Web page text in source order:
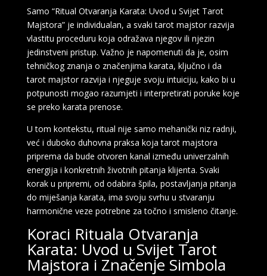
Samo “Ritual Otvaranja Karata: Uvod u Svijet Tarot
Majstora” je individualan, a svaki tarot majstor razvija
vlastitu proceduru koja odražava njegov ili njezin
jedinstveni pristup. Važno je napomenuti da je, osim
tehničkog znanja o značenjima karata, ključno i da
tarot majstor razvija i njeguje svoju intuiciju, kako bi u
potpunosti mogao razumjeti i interpretirati poruke koje
se preko karata prenose.
U tom kontekstu, ritual nije samo mehanički niz radnji,
već i duboko duhovna praksa koja tarot majstora
priprema da bude otvoren kanal između univerzalnih
energija i konkretnih životnih pitanja klijenta. Svaki
korak u pripremi, od odabira špila, postavljanja pitanja
do miješanja karata, ima svoju svrhu u stvaranju
harmonične veze potrebne za točno i smisleno čitanje.
Koraci Rituala Otvaranja
Karata: Uvod u Svijet Tarot
Majstora i Značenje Simbola